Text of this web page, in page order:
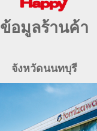
ข้อมูลร้านค้า
จังหวัดนนทบุรี